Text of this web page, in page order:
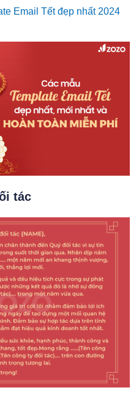
Email Tết đẹp nhất 2024
tác